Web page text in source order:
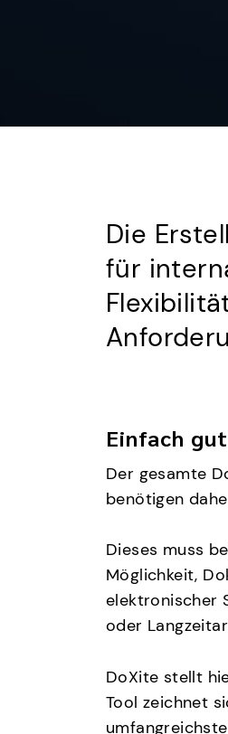
Die
für
Einfach
Der gesamte
benötigen
Dieses muss
Möglichkeit,
elektronischer
oder
DoXite stellt
Tool zeichnet